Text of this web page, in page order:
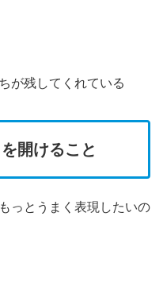
が残してくれている
を開けること
っとうまく表現したいの